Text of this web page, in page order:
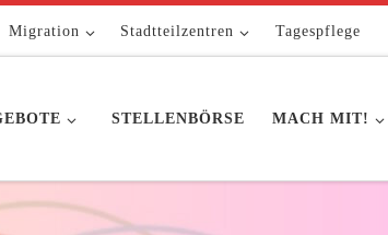
Migration Stadtteilzentren Tagespflege
STELLENBÖRSE MACH MIT!